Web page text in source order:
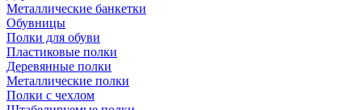
Металлические банкетки
Обувницы
Полки для обуви
Пластиковые полки
Деревянные полки
Металлические полки
Полки с чехлом